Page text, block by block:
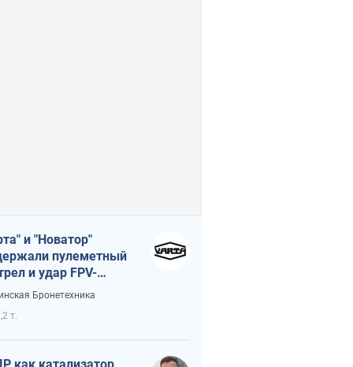
и "Новатор"
пулеметный
и удар FPV-
сохранив жизнь
Бронетехника
т.